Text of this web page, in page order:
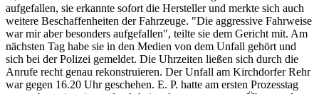
aufgefallen, sie erkannte sofort die Hersteller und merkte sich auch
weitere Beschaffenheiten der Fahrzeuge. "Die aggressive Fahrweise
war mir aber besonders aufgefallen", teilte sie dem Gericht mit. Am
nächsten Tag habe sie in den Medien von dem Unfall gehört und
sich bei der Polizei gemeldet. Die Uhrzeiten ließen sich durch die
Anrufe recht genau rekonstruieren. Der Unfall am Kirchdorfer Rehr
war gegen 16.20 Uhr geschehen. E. P. hatte am ersten Prozesstag